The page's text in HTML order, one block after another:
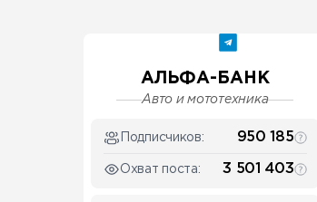
АЛЬФА-БАНК
Авто и мототехника
Подписчиков: 950 185
Охват поста: 3 501 403